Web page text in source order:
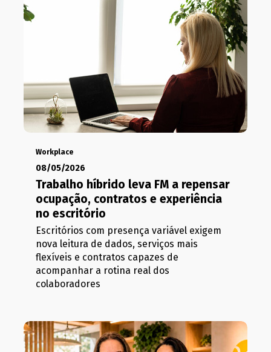
Workplace
08/05/2026
Trabalho híbrido leva FM a repensar
ocupação, contratos e experiência
no escritório
Escritórios com presença variável exigem
nova leitura de dados, serviços mais
flexíveis e contratos capazes de
acompanhar a rotina real dos
colaboradores